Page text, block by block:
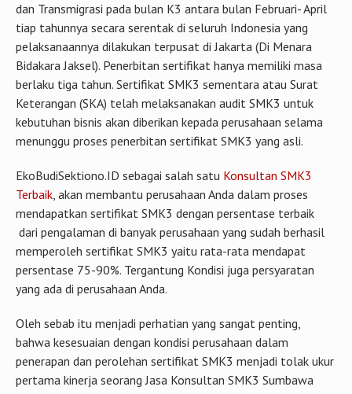
dan Transmigrasi pada bulan K3 antara bulan Februari- April
tiap tahunnya secara serentak di seluruh Indonesia yang
pelaksanaannya dilakukan terpusat di Jakarta (Di Menara
Bidakara Jaksel). Penerbitan sertifikat hanya memiliki masa
berlaku tiga tahun. Sertifikat SMK3 sementara atau Surat
Keterangan (SKA) telah melaksanakan audit SMK3 untuk
kebutuhan bisnis akan diberikan kepada perusahaan selama
menunggu proses penerbitan sertifikat SMK3 yang asli.
EkoBudiSektiono.ID sebagai salah satu Konsultan SMK3
Terbaik, akan membantu perusahaan Anda dalam proses
mendapatkan sertifikat SMK3 dengan persentase terbaik
dari pengalaman di banyak perusahaan yang sudah berhasil
memperoleh sertifikat SMK3 yaitu rata-rata mendapat
persentase 75-90%. Tergantung Kondisi juga persyaratan
yang ada di perusahaan Anda.
Oleh sebab itu menjadi perhatian yang sangat penting,
bahwa kesesuaian dengan kondisi perusahaan dalam
penerapan dan perolehan sertifikat SMK3 menjadi tolak ukur
pertama kinerja seorang Jasa Konsultan SMK3 Sumbawa